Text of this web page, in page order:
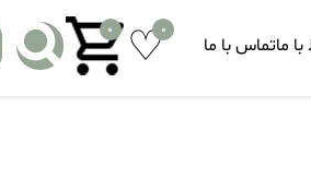
با ماتماس با ما
0
0